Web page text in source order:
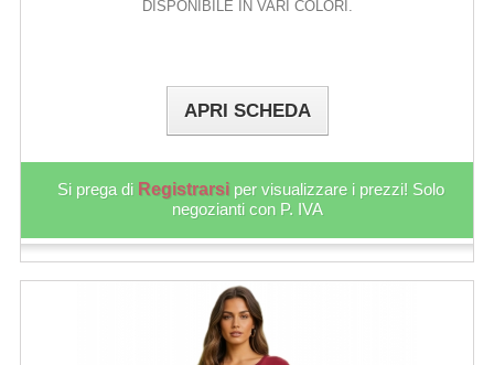
DISPONIBILE IN VARI COLORI.
APRI SCHEDA
Si prega di Registrarsi per visualizzare i prezzi! Solo
negozianti con P. IVA